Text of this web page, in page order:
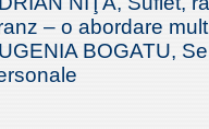
– o abordare
BOGATU,